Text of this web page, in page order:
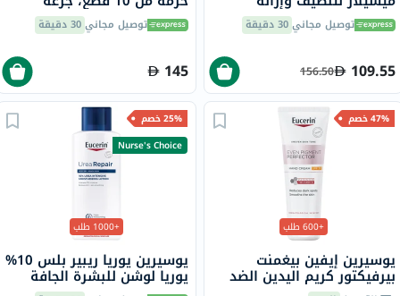
المكياج 850 ملتوصيل مجاني30 دقيقة
109.55
156.50
واحدة، 5 ملتوصيل مجاني30 دقيقة
145
47% خصم
+600 طلب
يوسيرين إيفين بيغمنت
بيرفيكتور كريم اليدين الضد
25% خصم
Nurse's Choice
+1000 طلب
يوسيرين يوريا ريبير بلس 10%
يوريا لوشن للبشرة الجافة